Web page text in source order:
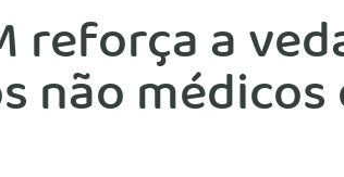
reforça a
não